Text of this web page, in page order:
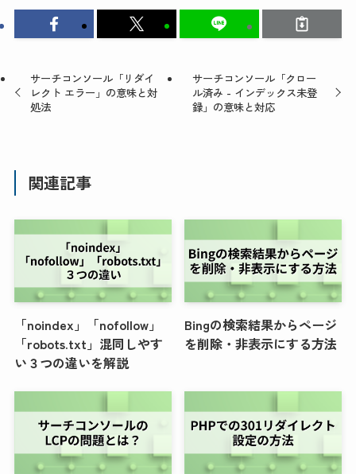
サーチコンソール「リダイ
レクト エラー」の意味と対
処法
サーチコンソール「クロー
ル済み - インデックス未登
録」の意味と対応
関連記事
「noindex」「nofollow」
「robots.txt」混同しやす
い３つの違いを解説
Bingの検索結果からページ
を削除・非表示にする方法